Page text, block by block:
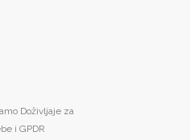
Doživljaje za
i GPDR